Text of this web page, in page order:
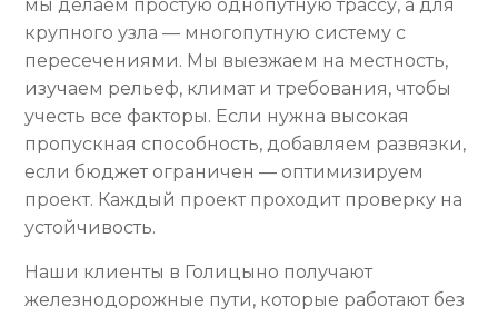
мы делаем простую однопутную трассу, а для
крупного узла — многопутную систему с
пересечениями. Мы выезжаем на местность,
изучаем рельеф, климат и требования, чтобы
учесть все факторы. Если нужна высокая
пропускная способность, добавляем развязки,
если бюджет ограничен — оптимизируем
проект. Каждый проект проходит проверку на
устойчивость.
Наши клиенты в Голицыно получают
железнодорожные пути, которые работают без